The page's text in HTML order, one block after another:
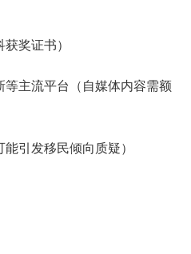
奖证书）
主流平台（自媒体内容需额
引发移民倾向质疑）